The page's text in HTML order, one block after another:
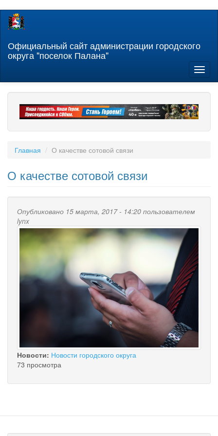
Перейти
содержанию
Официальный сайт администрации городского
округа "поселок Палана"
Главная О качестве сотовой связи
О качестве сотовой связи
Опубликовано 15 марта, 2017 - 14:20 пользователем
lynx
Новости: Новости городского округа
73 просмотра